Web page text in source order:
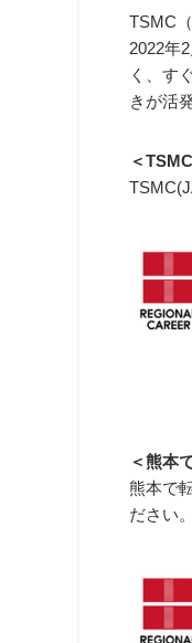
TSMC
2022年
く、す
きが活
＜
＜熊本
熊本で
ださい。